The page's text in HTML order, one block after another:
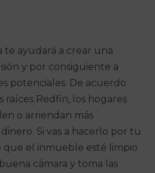
ayudará a crear una
y por consiguiente a
potenciales. De acuerdo
raíces Redfin, los hogares
o arriendan más
Si vas a hacerlo por tu
que el inmueble esté limpio
cámara y toma las